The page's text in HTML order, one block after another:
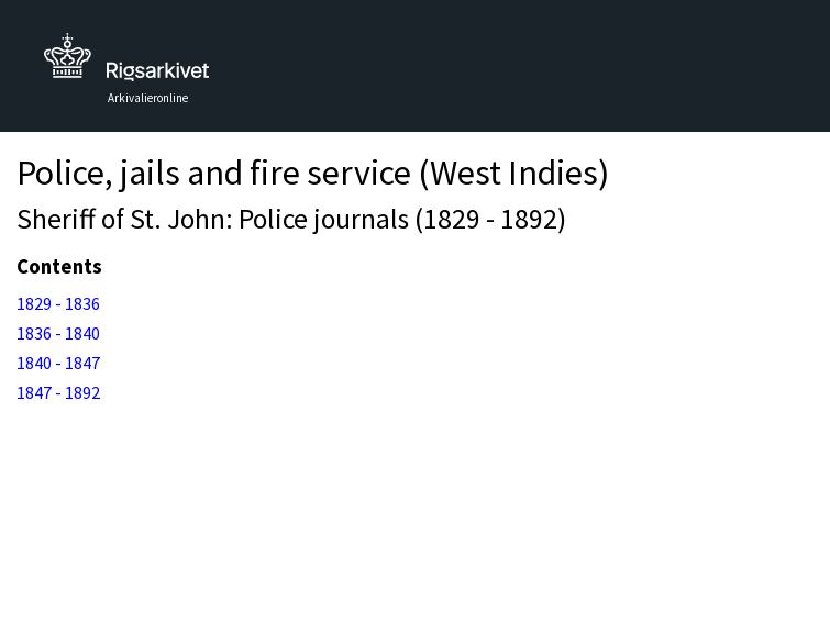
Arkivalieronline
Police, jails and fire service (West Indies)
Sheriff of St. John: Police journals (1829 - 1892)
Contents
1829 - 1836
1836 - 1840
1840 - 1847
1847 - 1892